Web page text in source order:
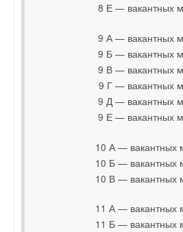
8 Е — вакантных
9 А — вакантных
9 Б — вакантных
9 В — вакантных
9 Г — вакантных
9 Д — вакантных
9 Е — вакантных
10 А — вакантных
10 Б — вакантных
10 В — вакантных
11 А — вакантных
11 Б — вакантных